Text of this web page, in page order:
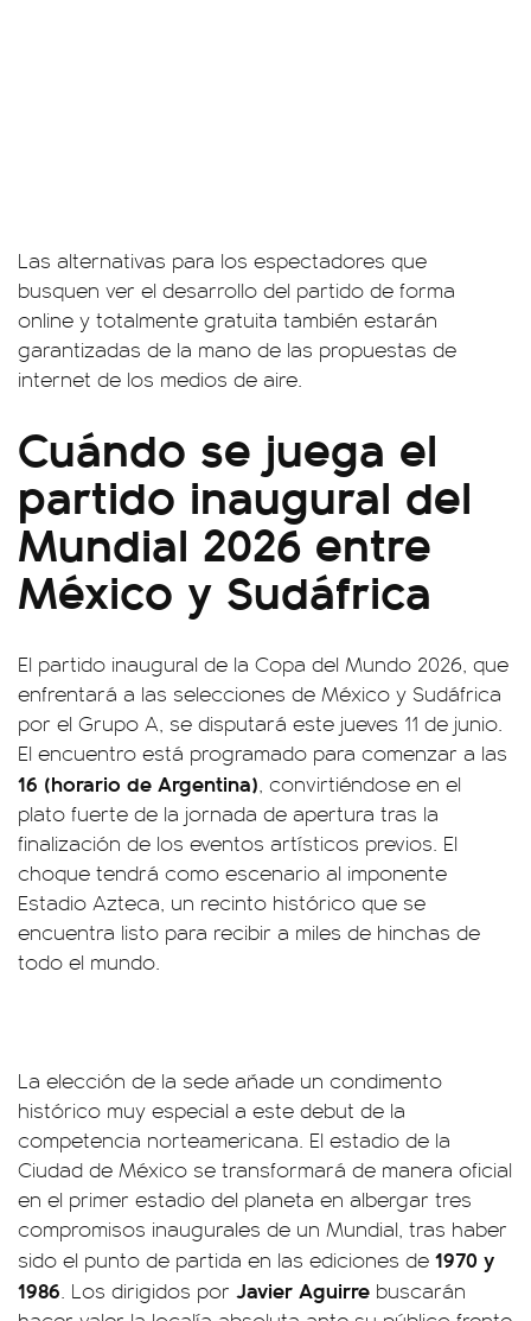
Las alternativas para los espectadores que
busquen ver el desarrollo del partido de forma
online y totalmente gratuita también estarán
garantizadas de la mano de las propuestas de
internet de los medios de aire.
Cuándo se juega el
partido inaugural del
Mundial 2026 entre
México y Sudáfrica
El partido inaugural de la Copa del Mundo 2026, que
enfrentará a las selecciones de México y Sudáfrica
por el Grupo A, se disputará este jueves 11 de junio.
El encuentro está programado para comenzar a las
16 (horario de Argentina), convirtiéndose en el
plato fuerte de la jornada de apertura tras la
finalización de los eventos artísticos previos. El
choque tendrá como escenario al imponente
Estadio Azteca, un recinto histórico que se
encuentra listo para recibir a miles de hinchas de
todo el mundo.
La elección de la sede añade un condimento
histórico muy especial a este debut de la
competencia norteamericana. El estadio de la
Ciudad de México se transformará de manera oficial
en el primer estadio del planeta en albergar tres
compromisos inaugurales de un Mundial, tras haber
sido el punto de partida en las ediciones de 1970 y
1986. Los dirigidos por Javier Aguirre buscarán